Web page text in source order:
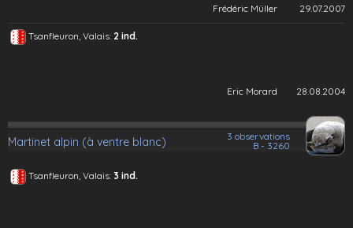
Frédéric Müller 29.07.2007
Tsanfleuron, Valais: 2 ind.
Eric Morard 28.08.2004
Martinet alpin (à ventre blanc)
3 observations
B - 3260
Tsanfleuron, Valais: 3 ind.